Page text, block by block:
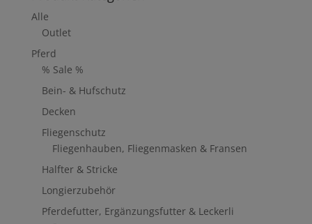
Alle
Outlet
Pferd
% Sale %
Bein- & Hufschutz
Decken
Fliegenschutz
Fliegenhauben, Fliegenmasken & Fransen
Halfter & Stricke
Longierzubehör
Pferdefutter, Ergänzungsfutter & Leckerli